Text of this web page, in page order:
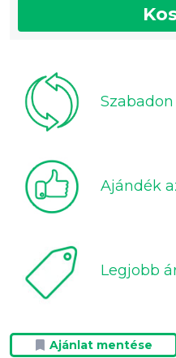
Ajándék
Legjobb
Ajánlat mentése